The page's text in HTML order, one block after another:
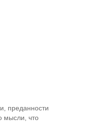
преданности
мысли, что